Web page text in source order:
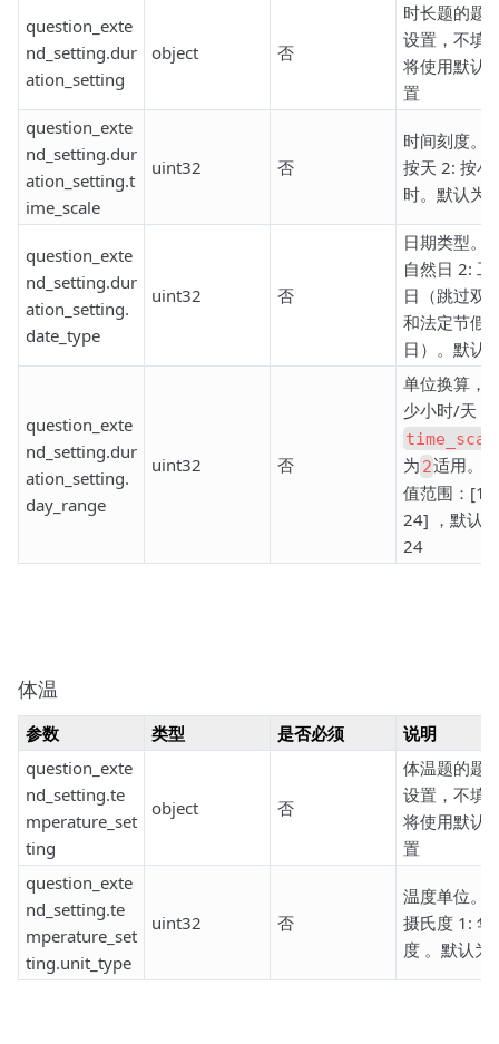
question_exte
nd_setting.dur
ation_setting
object 否
时长题的题
设置，不填
将使用默认
置
question_exte
nd_setting.dur
ation_setting.t
ime_scale
uint32 否
时间刻度。
按天 2: 按小
时。默认为1
question_exte
nd_setting.dur
ation_setting.
date_type
uint32 否
日期类型。
自然日 2: 工
日（跳过双
和法定节假
日）。默认
question_exte
nd_setting.dur
ation_setting.
day_range
uint32 否
单位换算，
少小时/天，
为 2适用。取
值范围：[1,
24] ，默认为
24
体温
参数 类型 是否必须
说明
question_exte
nd_setting.te
mperature_set
ting
object 否
体温题的题
设置，不填
将使用默认
置
question_exte
nd_setting.te
mperature_set
ting.unit_type
uint32 否
温度单位。
摄氏度 1: 华
度 。默认为